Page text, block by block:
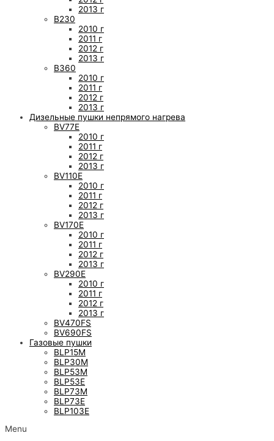
2013 г
B230
2010 г
2011 г
2012 г
2013 г
B360
2010 г
2011 г
2012 г
2013 г
Дизельные пушки непрямого нагрева
BV77E
2010 г
2011 г
2012 г
2013 г
BV110E
2010 г
2011 г
2012 г
2013 г
BV170E
2010 г
2011 г
2012 г
2013 г
BV290E
2010 г
2011 г
2012 г
2013 г
BV470FS
BV690FS
Газовые пушки
BLP15M
BLP30M
BLP53M
BLP53E
BLP73M
BLP73E
BLP103E
Menu